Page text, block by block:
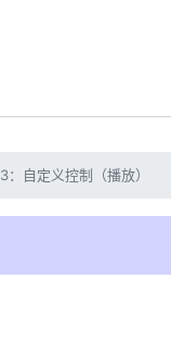
：自定义控制（播放）